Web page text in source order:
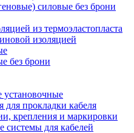
силовые без брони
из термоэластопласта
изоляцией
без брони
для прокладки кабеля
крепления и маркировки
для кабелей